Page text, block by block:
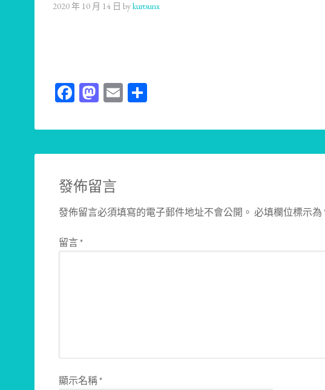
2020 年 10 月 14 日 bykurtsunx
Facebook
Mastodon
Email
發佈留言
發佈留言必須填寫的電子郵件地址不會公開。 必填欄位標示為
留言*
顯示名稱*